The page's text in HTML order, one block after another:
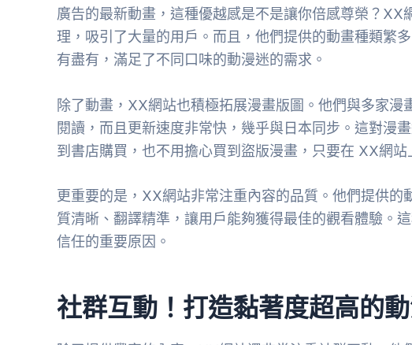
廣告的最新動畫，這種優越感是不是讓你倍感尊榮？XX
理，吸引了大量的用戶。而且，他們提供的動畫種類繁
有盡有，滿足了不同口味的動漫迷的需求。
除了動畫，XX網站也積極拓展漫畫版圖。他們與多家漫
閱讀，而且更新速度非常快，幾乎與日本同步。這對漫
到書店購買，也不用擔心買到盜版漫畫，只要在 XX網站
更重要的是，XX網站非常注重內容的品質。他們提供的
質清晰、翻譯精準，讓用戶能夠獲得最佳的觀看體驗。
信任的重要原因。
社群互動！打造黏著度超高的